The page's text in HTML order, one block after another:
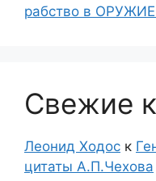
рабство в
Свежие
Леонид Ходос к
цитаты А.П.Чехова